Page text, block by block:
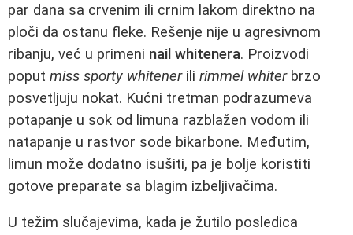
par dana sa crvenim ili crnim lakom direktno na
ploči da ostanu fleke. Rešenje nije u agresivnom
ribanju, već u primeni nail whitenera. Proizvodi
poput miss sporty whitenerili rimmel whiterbrzo
posvetljuju nokat. Kućni tretman podrazumeva
potapanje u sok od limuna razblažen vodom ili
natapanje u rastvor sode bikarbone. Međutim,
limun može dodatno isušiti, pa je bolje koristiti
gotove preparate sa blagim izbeljivačima.
U težim slučajevima, kada je žutilo posledica